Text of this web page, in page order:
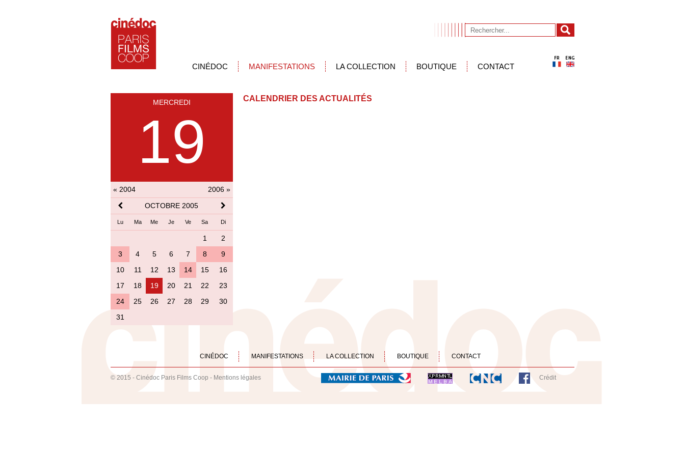
CINÉDOC MANIFESTATIONS LA COLLECTION BOUTIQUE CONTACT
MERCREDI
19
« 2004
2006 »
OCTOBRE 2005
Lu Ma Me Je Ve Sa Di
1
2
3
4 5 6 7 8
9
10
11 12 13 14 15
16
17
18 19 20 21 22
23
24
25 26 27 28 29
30
31
CALENDRIER DES ACTUALITÉS
CINÉDOC MANIFESTATIONS LA COLLECTION BOUTIQUE CONTACT
© 2015 - Cinédoc Paris Films Coop - Mentions légales Crédit